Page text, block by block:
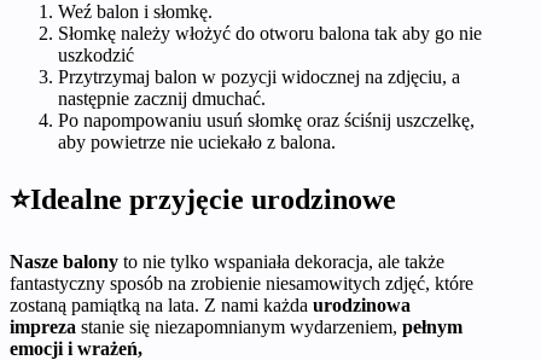
Weź balon i słomkę.
Słomkę należy włożyć do otworu balona tak aby go nie
uszkodzić
Przytrzymaj balon w pozycji widocznej na zdjęciu, a
następnie zacznij dmuchać.
Po napompowaniu usuń słomkę oraz ściśnij uszczelkę,
aby powietrze nie uciekało z balona.
⭐Idealne przyjęcie urodzinowe
Nasze balony to nie tylko wspaniała dekoracja, ale także
fantastyczny sposób na zrobienie niesamowitych zdjęć, które
zostaną pamiątką na lata. Z nami każda urodzinowa
impreza stanie się niezapomnianym wydarzeniem, pełnym
emocji i wrażeń,